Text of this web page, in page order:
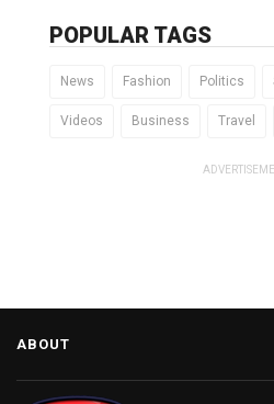
POPULAR TAGS
News Fashion Politics
Videos Business Travel
ABOUT